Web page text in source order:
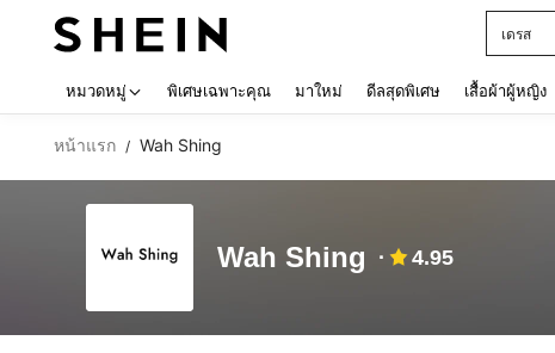
เดรส
หมวดหมู่ พิเศษเฉพาะคุณ มาใหม่ ดีลสุดพิเศษ เสื้อผ้าผู้หญิง
หน้าแรก / Wah Shing
Wah Shing 4.95